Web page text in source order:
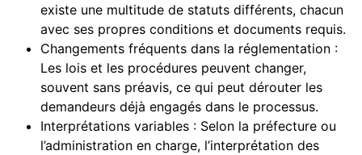
existe une multitude de statuts différents, chacun
avec ses propres conditions et documents requis.
Changements fréquents dans la réglementation :
Les lois et les procédures peuvent changer,
souvent sans préavis, ce qui peut dérouter les
demandeurs déjà engagés dans le processus.
Interprétations variables : Selon la préfecture ou
l’administration en charge, l’interprétation des